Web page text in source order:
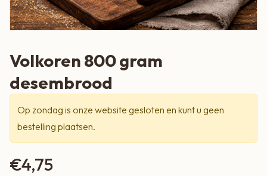
Volkoren 800 gram
desembrood
Op zondag is onze website gesloten en kunt u geen
bestelling plaatsen.
€4,75